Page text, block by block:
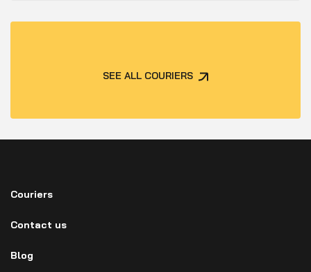
SEE ALL COURIERS
Couriers
Contact us
Blog